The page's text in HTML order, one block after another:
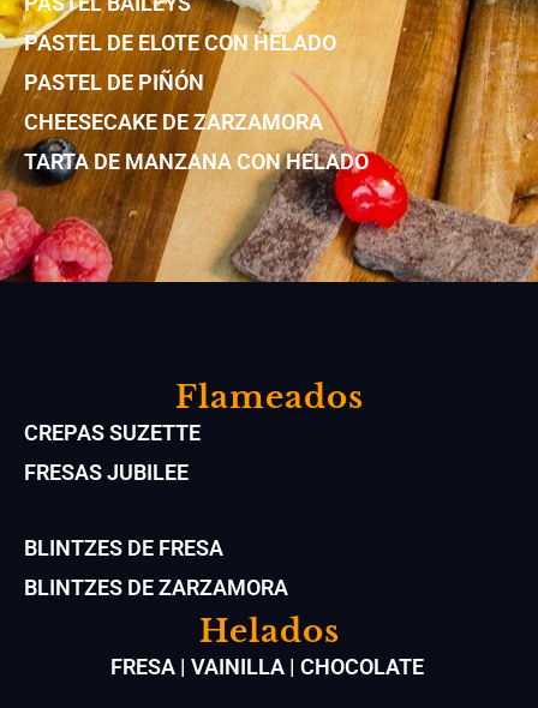
PASTEL DE ELOTE CON HELADO
PASTEL DE PIÑÓN
CHEESECAKE DE ZARZAMORA
TARTA DE MANZANA CON HELADO
Flameados
CREPAS SUZETTE
FRESAS JUBILEE
BLINTZES DE FRESA
BLINTZES DE ZARZAMORA
Helados
FRESA | VAINILLA | CHOCOLATE